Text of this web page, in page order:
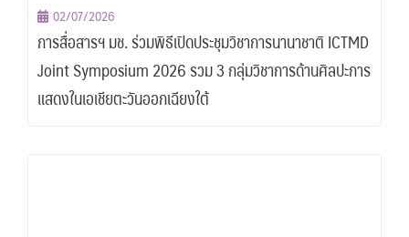
02/07/2026
การสื่อสารฯ มช. ร่วมพิธีเปิดประชุมวิชาการนานาชาติ ICTMD
Joint Symposium 2026 รวม 3 กลุ่มวิชาการด้านศิลปะการ
แสดงในเอเชียตะวันออกเฉียงใต้